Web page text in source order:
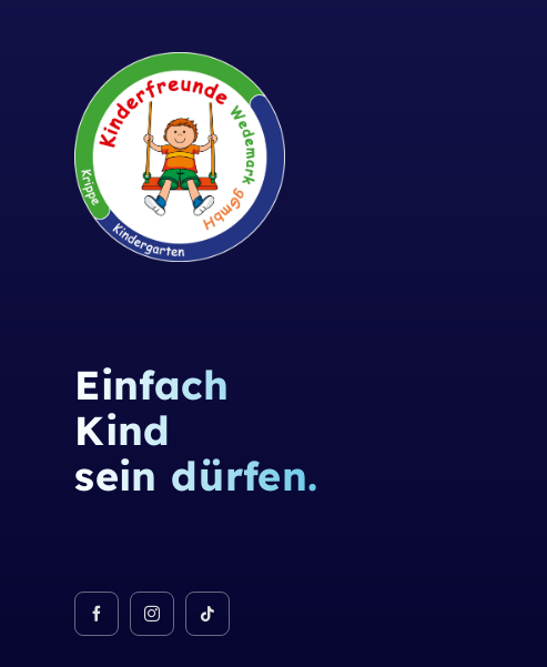
Einfach
Kind
sein dürfen.